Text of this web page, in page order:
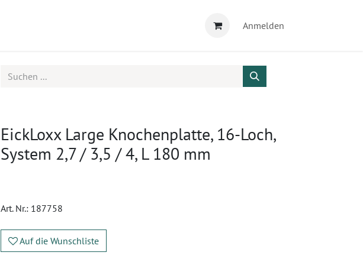
Anmelden
EickLoxx Large Knochenplatte, 16-Loch,
System 2,7 / 3,5 / 4, L 180 mm
Art. Nr.: 187758
Auf die Wunschliste